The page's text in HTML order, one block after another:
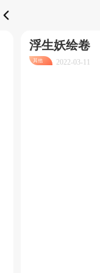
浮生妖绘卷
其他 2022-03-11